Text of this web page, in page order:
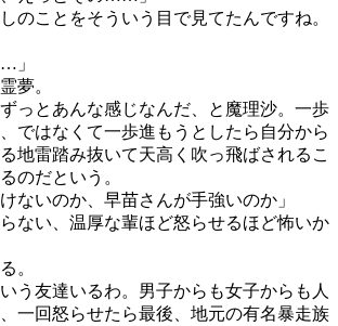
のことをそういう目で見てたんですね。
」
夢。
っとあんな感じなんだ、と魔理沙。一歩
ではなくて一歩進もうとしたら自分から
地雷踏み抜いて天高く吹っ飛ばされるこ
のだという。
ないのか、早苗さんが手強いのか」
らない、温厚な輩ほど怒らせるほど怖いか
。
う友達いるわ。男子からも女子からも人
一回怒らせたら最後、地元の有名暴走族